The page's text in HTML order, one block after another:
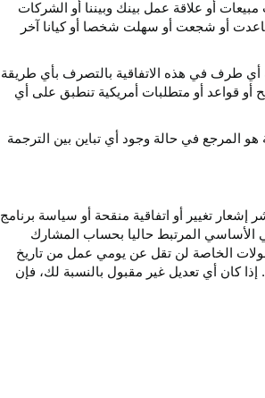
أو علاقة عمل بينك وبيننا أو الشركات
ساعدت أو شجعت أو سهلت شخصا أو كيانا آخر
طرف في هذه الاتفاقية بالتصرف بأي طريقة
أو قواعد أو متطلبات أمريكية تنطبق على أي
هو المرجع في حالة وجود أي تباين بين
الترجمة
تغيير أو اتفاقية منقحة أو سياسة برنامج
الأساسي المرتبط حاليا بحساب المشارك
الخاصة لن تقل عن يومي عمل من تاريخ
كان أي تعديل غير مقبول بالنسبة لك، فإن